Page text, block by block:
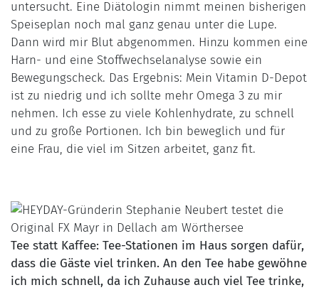
untersucht. Eine Diätologin nimmt meinen bisherigen
Speiseplan noch mal ganz genau unter die Lupe.
Dann wird mir Blut abgenommen. Hinzu kommen eine
Harn- und eine Stoffwechselanalyse sowie ein
Bewegungscheck. Das Ergebnis: Mein Vitamin D-Depot
ist zu niedrig und ich sollte mehr Omega 3 zu mir
nehmen. Ich esse zu viele Kohlenhydrate, zu schnell
und zu große Portionen. Ich bin beweglich und für
eine Frau, die viel im Sitzen arbeitet, ganz fit.
Tee statt Kaffee: Tee-Stationen im Haus sorgen dafür,
dass die Gäste viel trinken. An den Tee habe gewöhne
ich mich schnell, da ich Zuhause auch viel Tee trinke,